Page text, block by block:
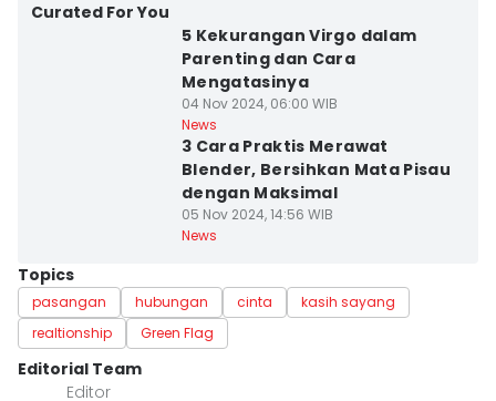
Curated For You
5 Kekurangan Virgo dalam
Parenting dan Cara
Mengatasinya
04 Nov 2024, 06:00 WIB
News
3 Cara Praktis Merawat
Blender, Bersihkan Mata Pisau
dengan Maksimal
05 Nov 2024, 14:56 WIB
News
Topics
pasangan hubungan cinta
kasih sayang
realtionship
Green Flag
Editorial Team
Editor